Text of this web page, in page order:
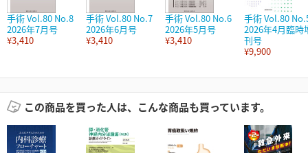
手術 Vol.80 No.8
2026年7月号
¥3,410
手術 Vol.80 No.7
2026年6月号
¥3,410
手術 Vol.80 No.6
2026年5月号
¥3,410
手術 Vol.80
2026年4月臨時
刊号
¥9,900
この商品を買った人は、こんな商品も買っています。